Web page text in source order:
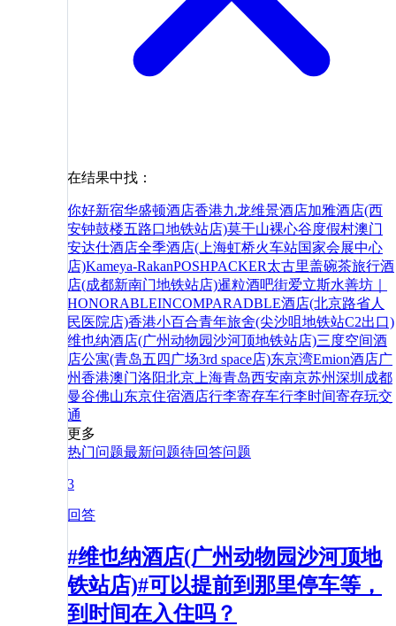
在结果中找：
你好新宿华盛顿酒店香港九龙维景酒店加雅酒店(西
安钟鼓楼五路口地铁站店)莫干山裸心谷度假村澳门
安达仕酒店全季酒店(上海虹桥火车站国家会展中心
店)Kameya-RakanPOSHPACKER太古里盖碗茶旅行酒
店(成都新南门地铁站店)暹粒酒吧街爱立斯水善坊｜
HONORABLEINCOMPARADBLE酒店(北京路省人
民医院店)香港小百合青年旅舍(尖沙咀地铁站C2出口)
维也纳酒店(广州动物园沙河顶地铁站店)三度空间酒
店公寓(青岛五四广场3rd space店)东京湾Emion酒店广
州香港澳门洛阳北京 上海青岛西安南京苏州深圳 成都
曼谷佛山东京住宿酒店行李寄存车行李时间寄存玩交
通
更多
热门问题最新问题待回答问题
3
回答
#维也纳酒店(广州动物园沙河顶地
铁站店)#可以提前到那里停车等，
到时间在入住吗？